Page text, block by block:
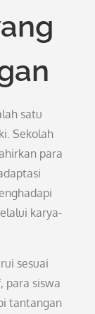
satu
Sekolah
para
karya-
sesuai
para siswa
tantangan